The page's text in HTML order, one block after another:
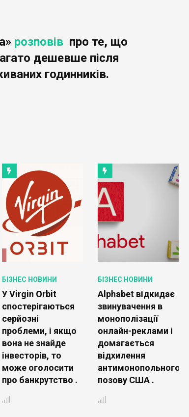
розповів про те, що
дешевше після
годинників.
БІЗНЕС НОВИНИ
У Virgin Orbit
спостерігаються
серйозні
проблеми, і якщо
вона не знайде
інвесторів, то
може оголосити
про банкрутство .
БІЗНЕС НОВИНИ
Alphabet відкидає
звинувачення в
монополізації
онлайн-реклами і
домагається
відхилення
антимонопольного
позову США .